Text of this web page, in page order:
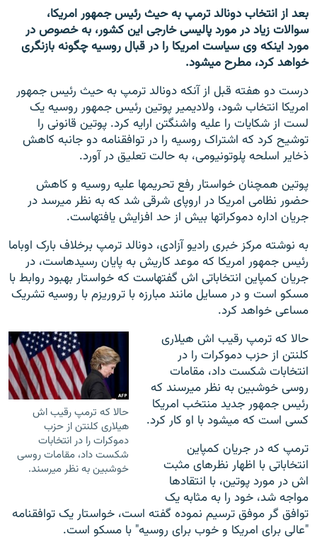
به ما بپیوندید
همۀ سایت‌های رادیو آزادی/ رادیو اروپای آزاد
بعد از انتخاب دونالد ترمپ به حیث رئیس جمهور امریکا،
سوالات زیاد در مورد پالیسی خارجی این کشور، به خصوص در
مورد اینکه وی سیاست امریکا را در قبال روسیه چگونه بازنگری
خواهد کرد، مطرح می‎شود.
درست دو هفته قبل از آنکه دونالد ترمپ به حیث رئیس جمهور
امریکا انتخاب شود، ولادیمیر پوتین رئیس جمهور روسیه یک
لست از شکایات را علیه واشنگتن ارایه کرد. پوتین قانونی را
توشیح کرد که اشتراک روسیه را در توافقنامه دو جانبه کاهش
ذخایر اسلحه پلوتونیومی، به حالت تعلیق در آورد.
پوتین همچنان خواستار رفع تحریم‎ها علیه روسیه و کاهش
حضور نظامی امریکا در اروپای شرقی شد که به نظر می‎رسد در
جریان اداره دموکرات‎ها بیش از حد افزایش یافته‎است.
به نوشته مرکز خبری رادیو آزادی، دونالد ترمپ برخلاف بارک اوباما
رئیس جمهور امریکا که موعد کاریش به پایان رسیده‎است، در
جریان کمپاین انتخاباتی اش گفته‎است که خواستار بهبود روابط با
مسکو است و در مسایل مانند مبارزه با تروریزم با روسیه تشریک
مساعی خواهد کرد.
حالا که ترمپ رقیب اش
هیلاری کلنتن از حزب
دموکرات را در انتخابات
شکست داد، مقامات روسی
خوشبین به نظر می‎رسند.
حالا که ترمپ رقیب اش هیلاری
کلنتن از حزب دموکرات را در
انتخابات شکست داد، مقامات
روسی خوشبین به نظر می‎رسند که
رئیس جمهور جدید منتخب امریکا
کسی است که می‎شود با او کار کرد.
ترمپ که در جریان کمپاین
انتخاباتی با اظهار نظرهای مثبت
اش در مورد پوتین، با انتقادها
مواجه شد، خود را به مثابه یک
توافق گر موفق ترسیم نموده گفته است، خواستار یک توافقنامه
"عالی برای امریکا و خوب برای روسیه" با مسکو است.